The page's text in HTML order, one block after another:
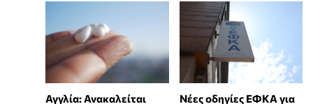
Αγγλία: Ανακαλείται
Νέες οδηγίες ΕΦΚΑ για